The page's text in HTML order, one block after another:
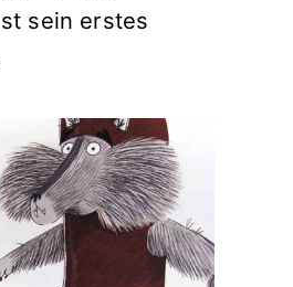
sein erstes